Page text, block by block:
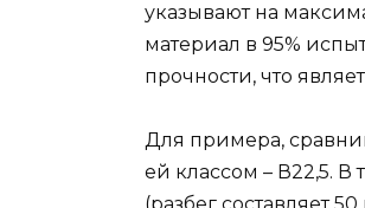
указывают на
материал в 95%
прочности, что
Для примера,
ей классом – В22,5. В